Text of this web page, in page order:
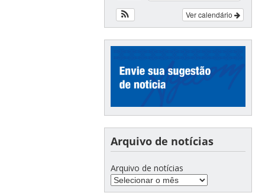
Ver calendário
Arquivo de notícias
Arquivo de notícias